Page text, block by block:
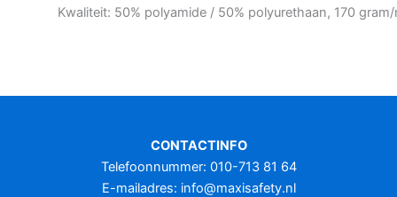
Kwaliteit: 50% polyamide / 50% polyurethaan, 170 gram/
CONTACTINFO
Telefoonnummer: 010-713 81 64
E-mailadres: info@maxisafety.nl